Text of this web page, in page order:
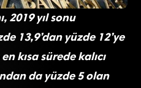
2019 yıl sonu
13,9’dan yüzde 12’ye
kısa sürede kalıcı
da yüzde 5 olan